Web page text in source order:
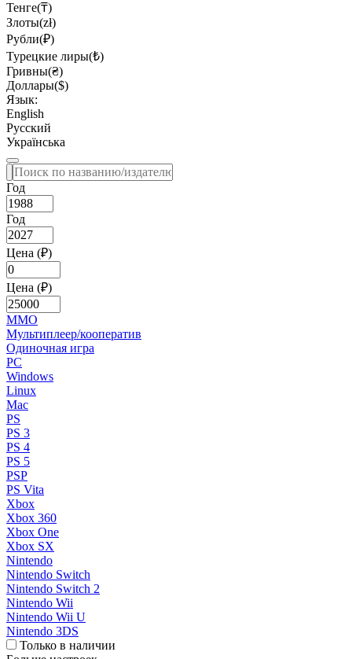
Тенге(₸)
Злоты(zł)
Рубли(₽)
Турецкие лиры(₺)
Гривны(₴)
Доллары($)
Язык:
English
Русский
Українська
Год
Год
Цена (₽)
Цена (₽)
MMO
Мультиплеер/кооператив
Одиночная игра
PC
Windows
Linux
Mac
PS
PS 3
PS 4
PS 5
PSP
PS Vita
Xbox
Xbox 360
Xbox One
Xbox SX
Nintendo
Nintendo Switch
Nintendo Switch 2
Nintendo Wii
Nintendo Wii U
Nintendo 3DS
Только в наличии